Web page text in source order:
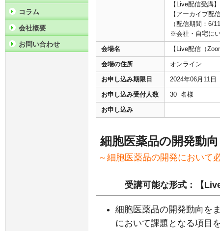
【Live配信受講
【アーカイブ配
（配信期間：6/
※会社・自宅に
会場名 【Live配信（
会場の住所 オンライン
お申し込み期限日 2024年06月11日
お申し込み受付人数 30 名様
お申し込み
細胞医薬品の開発動
～細胞医薬品の開発において
受講可能な形式：【
細胞医薬品の開発動向を
において課題となる項目
コラム
会社概要
お問い合わせ